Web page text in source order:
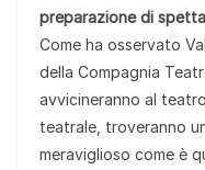
preparazione di
Come ha osservato
della Compagnia
avvicineranno al
teatrale, troveranno
meraviglioso come è